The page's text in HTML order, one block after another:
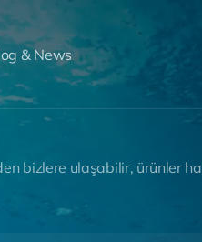
& News
en bizlere ulaşabilir, ürünler ha